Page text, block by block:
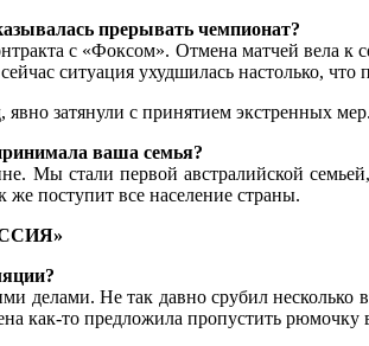
прерывать чемпионат?
с «Фоксом». Отмена матчей вела
ситуация ухудшилась настолько, что
затянули с принятием экстренных
ваша семья?
Мы стали первой австралийской
же поступит все население страны.
делами. Не так давно срубил несколько
как-то предложила пропустить рюмочку